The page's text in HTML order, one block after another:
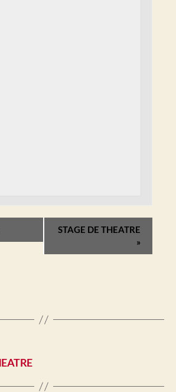
STAGE DE THEATRE
»